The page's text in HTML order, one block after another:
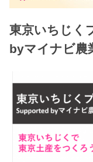
東京いちじく
byマイナビ農